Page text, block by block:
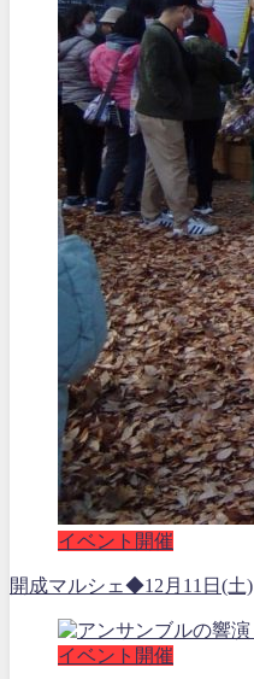
イベント開催
開成マルシェ◆12月11日(土)
イベント開催